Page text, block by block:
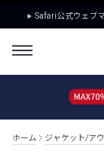
Safari公式ウェブ
ホーム ジャケット/ア